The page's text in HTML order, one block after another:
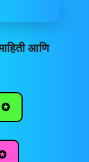
आणि
✪